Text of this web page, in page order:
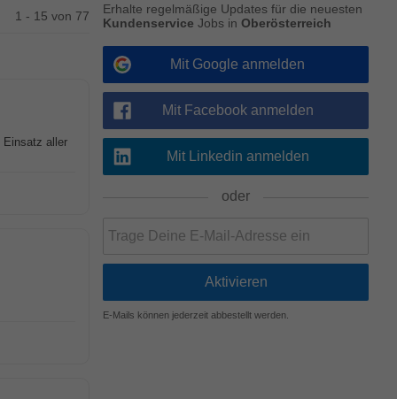
1 - 15 von 77
Einsatz aller
Erhalte regelmäßige Updates für die neuesten
Kundenservice Jobs in Oberösterreich
Mit Google anmelden
Mit Facebook anmelden
Mit Linkedin anmelden
oder
E-Mails können jederzeit abbestellt werden.